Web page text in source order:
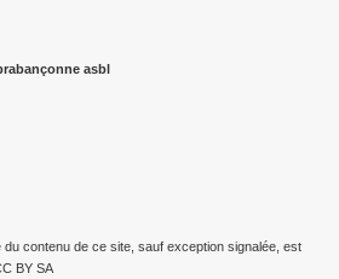
asbl
du contenu de ce site, sauf exception signalée, est
BY SA